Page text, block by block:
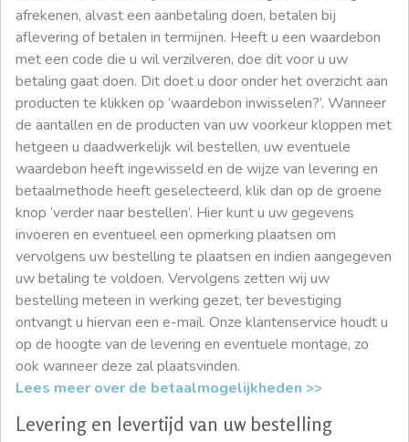
afrekenen, alvast een aanbetaling doen, betalen bij
aflevering of betalen in termijnen. Heeft u een waardebon
met een code die u wil verzilveren, doe dit voor u uw
betaling gaat doen. Dit doet u door onder het overzicht aan
producten te klikken op ‘waardebon inwisselen?’. Wanneer
de aantallen en de producten van uw voorkeur kloppen met
hetgeen u daadwerkelijk wil bestellen, uw eventuele
waardebon heeft ingewisseld en de wijze van levering en
betaalmethode heeft geselecteerd, klik dan op de groene
knop ‘verder naar bestellen’. Hier kunt u uw gegevens
invoeren en eventueel een opmerking plaatsen om
vervolgens uw bestelling te plaatsen en indien aangegeven
uw betaling te voldoen. Vervolgens zetten wij uw
bestelling meteen in werking gezet, ter bevestiging
ontvangt u hiervan een e-mail. Onze klantenservice houdt u
op de hoogte van de levering en eventuele montage, zo
ook wanneer deze zal plaatsvinden.
Lees meer over de betaalmogelijkheden >>
Levering en levertijd van uw bestelling